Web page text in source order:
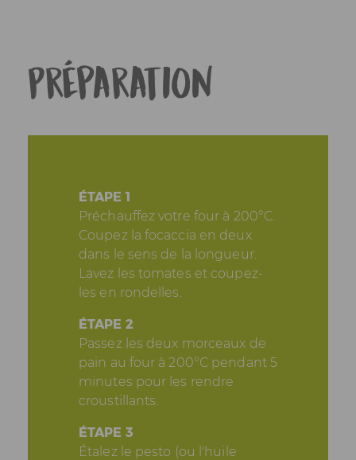
Préparation
ÉTAPE 1
Préchauffez votre four à 200°C.
Coupez la focaccia en deux
dans le sens de la longueur.
Lavez les tomates et coupez-
les en rondelles.
ÉTAPE 2
Passez les deux morceaux de
pain au four à 200°C pendant 5
minutes pour les rendre
croustillants.
ÉTAPE 3
Étalez le pesto (ou l'huile